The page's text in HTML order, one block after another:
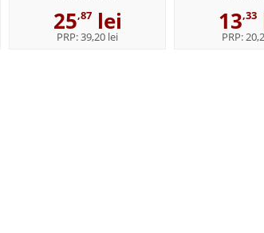
25,87lei
PRP:39,20 lei
13,33
PRP: